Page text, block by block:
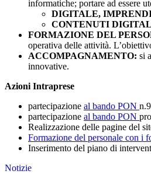
informatiche; portare ad essere
DIGITALE,
CONTENUTI
FORMAZIONE DEL
operativa delle attività.
ACCOMPAGNAMENTO: si
innovative.
Azioni Intraprese
partecipazione al bando PON
partecipazione al bando PON
Realizzazione delle pagine del
Formazione del personale con i
Inserimento del piano di
Notizie